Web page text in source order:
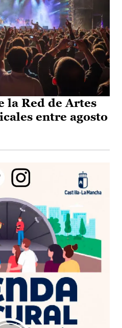
la Red de Artes
entre agosto